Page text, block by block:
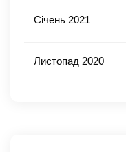
Січень 2021
Листопад 2020